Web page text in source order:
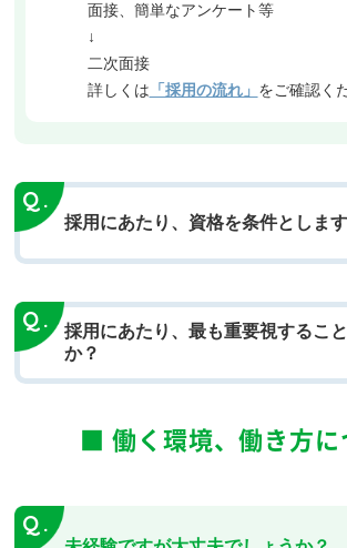
面接、簡単なアンケート等
↓
二次面接
詳しくは 「採用の流れ」 をご確認く
採用にあたり、資格を条件としま
採用にあたり、最も重要視するこ
か？
■ 働く環境、働き方に